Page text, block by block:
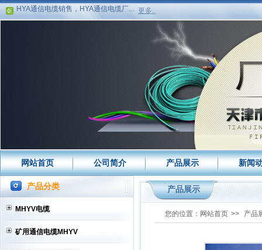
瓦斯监控线MHYV专业生产,瓦斯监...
矿用电话线MHYV八折销售矿用电话...
HYA电缆八折销售中HYA电缆打折促
矿用电话线MHYV打折促销，矿用电...
HYA电缆八折优惠，HYA电缆打折促...
HYA通信电缆八折优惠，HYA通信电...
HYA通信电缆销售，HYA通信电缆厂...
瓦斯监控线MHYV专业生产,瓦斯监...
更多..
网站首页 公司简介 产品展示 新闻
产品分类
MHYV电缆
矿用通信电缆MHYV
产品展示
您的位置： 网站首页 >> 产品